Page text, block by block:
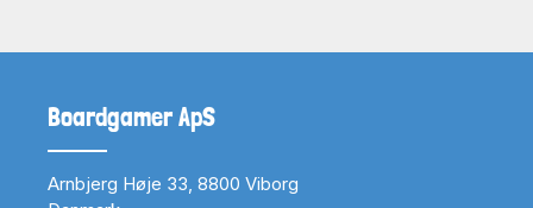
Boardgamer ApS
Arnbjerg Høje 33, 8800 Viborg